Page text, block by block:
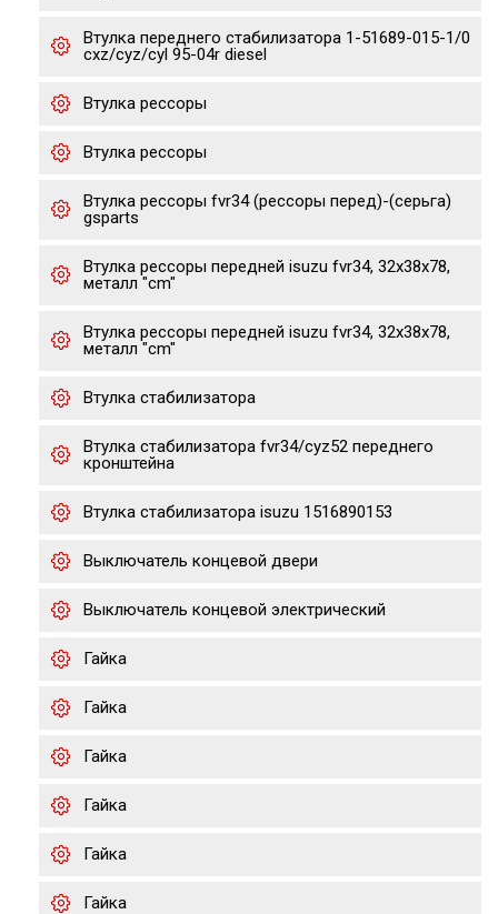
Втулка переднего стабилизатора 1-51689-015-1/0
cxz/cyz/cyl 95-04r diesel
Втулка рессоры
Втулка рессоры
Втулка рессоры fvr34 (рессоры перед)-(серьга)
gsparts
Втулка рессоры передней isuzu fvr34, 32x38x78,
металл "cm"
Втулка рессоры передней isuzu fvr34, 32x38x78,
металл "cm"
Втулка стабилизатора
Втулка стабилизатора fvr34/cyz52 переднего
кронштейна
Втулка стабилизатора isuzu 1516890153
Выключатель концевой двери
Выключатель концевой электрический
Гайка
Гайка
Гайка
Гайка
Гайка
Гайка